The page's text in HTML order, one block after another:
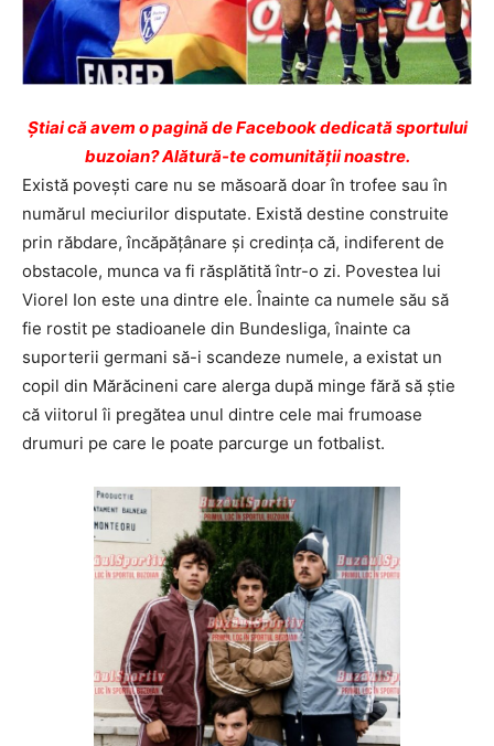
Ştiai că avem o pagină de Facebook dedicată sportului
buzoian? Alătură-te comunității noastre.
Există povești care nu se măsoară doar în trofee sau în
numărul meciurilor disputate. Există destine construite
prin răbdare, încăpățânare și credința că, indiferent de
obstacole, munca va fi răsplătită într-o zi. Povestea lui
Viorel Ion este una dintre ele. Înainte ca numele său să
fie rostit pe stadioanele din Bundesliga, înainte ca
suporterii germani să-i scandeze numele, a existat un
copil din Mărăcineni care alerga după minge fără să știe
că viitorul îi pregătea unul dintre cele mai frumoase
drumuri pe care le poate parcurge un fotbalist.